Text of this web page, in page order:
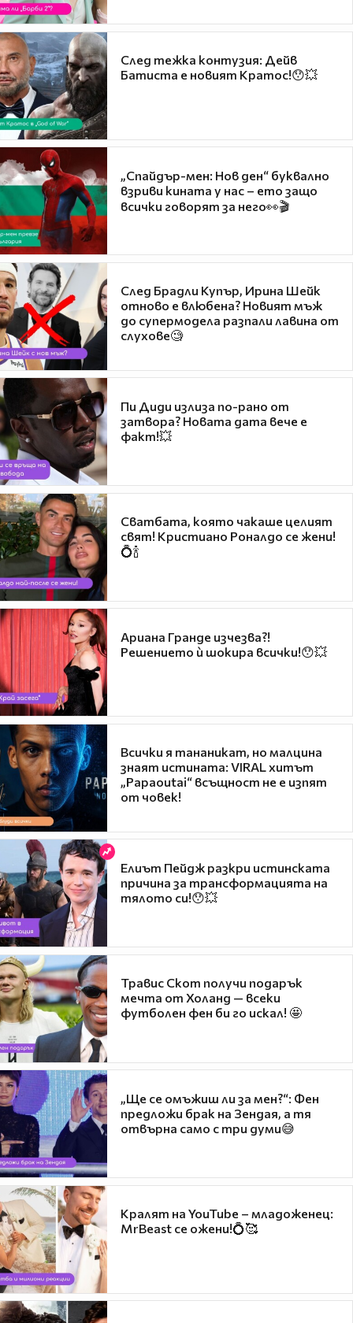
След тежка контузия: Дейв
Батиста е новият Кратос!😯💥
„Спайдър-мен: Нов ден“ буквално
взриви кината у нас – ето защо
всички говорят за него👀🎬
След Брадли Купър, Ирина Шейк
отново е влюбена? Новият мъж
до супермодела разпали лавина от
слухове🧐
Пи Диди излиза по-рано от
затвора? Новата дата вече е
факт!💥
Сватбата, която чакаше целият
свят! Кристиано Роналдо се жени!
💍🍾
Ариана Гранде изчезва?!
Решението ѝ шокира всички!😯💥
Всички я тананикат, но малцина
знаят истината: VIRAL хитът
„Papaoutai“ всъщност не е изпят
от човек!
Елиът Пейдж разкри истинската
причина за трансформацията на
тялото си!😯💥
Травис Скот получи подарък
мечта от Холанд — всеки
футболен фен би го искал! 🤩
„Ще се омъжиш ли за мен?“: Фен
предложи брак на Зендая, а тя
отвърна само с три думи😅
Кралят на YouTube – младоженец:
MrBeast се ожени!💍🥰